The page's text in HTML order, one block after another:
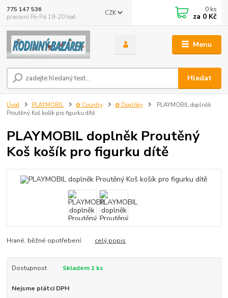
Menu
CZK
Hledat
775 147 536
pracovní Po-Pá 19-20 hod.
0 ks
za 0 Kč
Úvod PLAYMOBIL ✿ Country ✿ Doplňky
PLAYMOBIL doplněk
Proutěný Koš košík pro figurku dítě
PLAYMOBIL doplněk Proutěný
Koš košík pro figurku dítě
Hrané, běžné opotřebení. celý popis
Dostupnost Skladem 1 ks
Nejsme plátci DPH